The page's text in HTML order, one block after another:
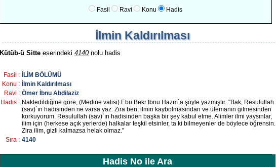
Fasil Ravi Konu Hadis
İlmin Kaldırılması
Kütüb-ü Sitte eserindeki 4140nolu hadis
Fasil :
İLİM BÖLÜMÜ
Konu :
İlmin Kaldırılması
Ravi : Ömer İbnu Abdilaziz
Hadis : Nakledildiğine göre, (Medine valisi) Ebu Bekr İbnu Hazm`a şöyle yazmıştır: "Bak, Resulullah
(sav)`ın hadisinden ne varsa yaz. Zira ben, ilmin kaybolmasından ve ülemanın gitmesinden
korkuyorum. Resulullah (sav)`ın hadisinden başka bir şey kabul etme. Alimler ilmi yaysınlar,
ilim için (herkese açık yerlerde) halkalar teşkil etsinler, ta ki bilmeyenler de böylece öğrensin.
Zira ilim, gizli kalmazsa helak olmaz."
Sıra : 4140
Hadis No ile Ara